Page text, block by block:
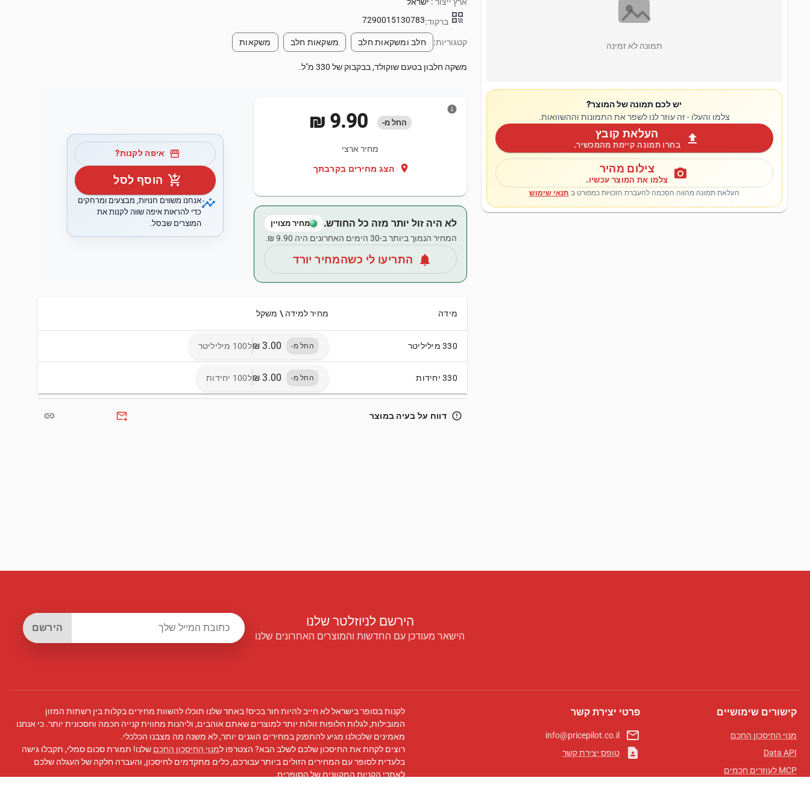
תמונה לא זמינה
יש לכם תמונה של המוצר?
צלמו והעלו - זה עוזר לנו לשפר את התמונות וההשוואות.
upload העלאת קובץ
בחרו תמונה קיימת מהמכשיר.
photo_camera צילום מהיר
צלמו את המוצר עכשיו.
העלאת תמונה מהווה הסכמה להעברת הזכויות כמפורט ב תנאי שימוש
qr_code ברקוד:7290015130783
קטגוריות: חלב ומשקאות חלב משקאות חלב משקאות
משקה חלבון בטעם שוקולד, בבקבוק של 330 מ"ל.
החל מ- ‏9.90 ‏₪
מחיר ארצי
location_on הצג מחירים בקרבתך
info
לא היה זול יותר מזה כל החודש. מחיר מצויין
המחיר הנמוך ביותר ב-30 הימים האחרונים היה ‏9.90 ‏₪.
notifications התריעו לי כשהמחיר יורד
storefront איפה לקנות?
add_shopping_cart הוסף לסל
insightsאנחנו משווים חנויות, מבצעים ומרחקים
כדי להראות איפה שווה לקנות את
המוצרים שבסל.
מידה מחיר למידה \ משקל
330 מיליליטר החל מ- ל100 מיליליטר
330 יחידות החל מ- ל100 יחידות
error_outline דווח על בעיה במוצר forward_to_inbox
link
הירשם לניוזלטר שלנו
הישאר מעודכן עם החדשות והמוצרים האחרונים שלנו
הירשם
קישורים שימושיים
מנוי החיסכון החכם
Data API
MCP לעוזרים חכמים
פרטי יצירת קשר
mail_outline
info@pricepilot.co.il
contact_page טופס יצירת קשר
לקנות בסופר בישראל לא חייב להיות חור בכיס! באתר שלנו תוכלו להשוות מחירים בקלות בין רשתות המזון
המובילות, לגלות חלופות זולות יותר למוצרים שאתם אוהבים, וליהנות מחווית קנייה חכמה וחסכונית יותר. כי אנחנו
מאמינים שלכולנו מגיע להתפנק במחירים הוגנים יותר, לא משנה מה מצבנו הכלכלי.
רוצים לקחת את החיסכון שלכם לשלב הבא? הצטרפו למנוי החיסכון החכם שלנו! תמורת סכום סמלי, תקבלו גישה
בלעדית לסופר עם המחירים הזולים ביותר עבורכם, כלים מתקדמים לחיסכון, והעברה חלקה של העגלה שלכם
לאתרי הקניות המקוונים של הסופרים.